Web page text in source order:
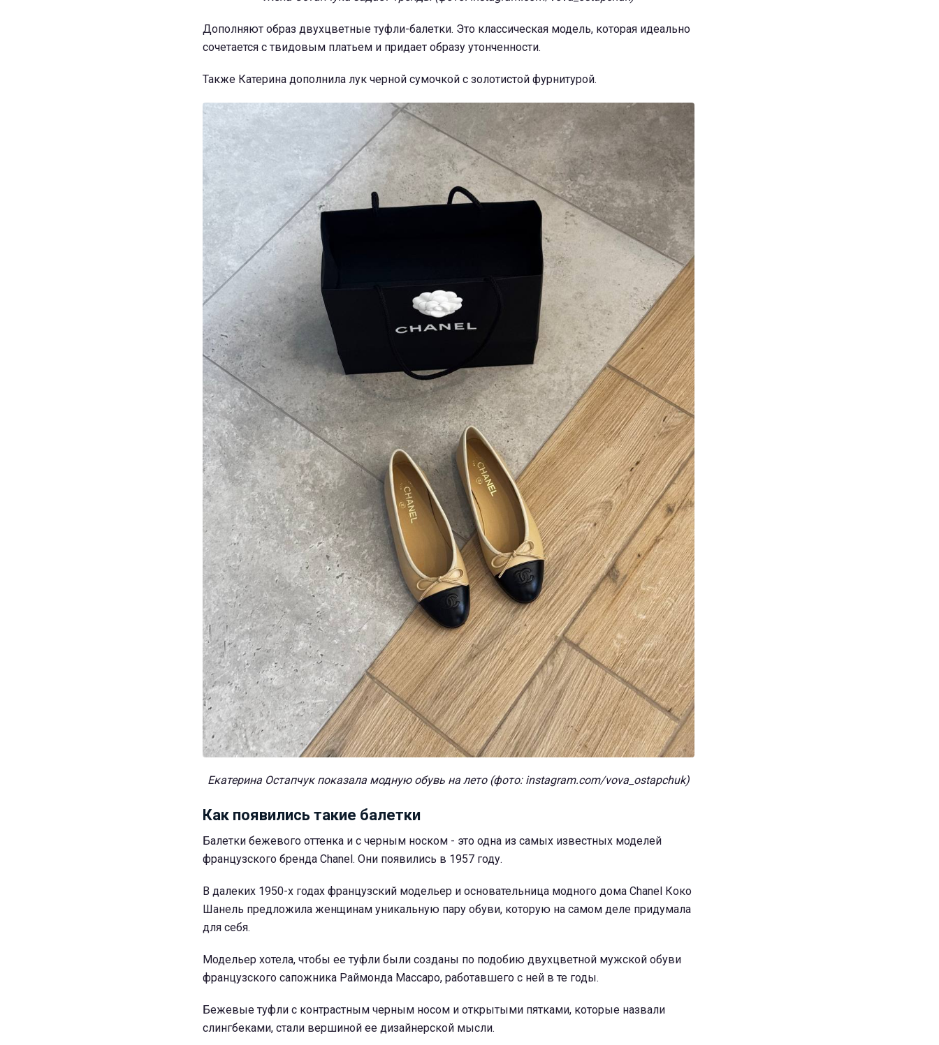
Дополняют образ двухцветные туфли-балетки. Это классическая модель, которая идеально
сочетается с твидовым платьем и придает образу утонченности.
Также Катерина дополнила лук черной сумочкой с золотистой фурнитурой.
Екатерина Остапчук показала модную обувь на лето (фото: instagram.com/vova_ostapchuk)
Как появились такие балетки
Балетки бежевого оттенка и с черным носком - это одна из самых известных моделей
французского бренда Chanel. Они появились в 1957 году.
В далеких 1950-х годах французский модельер и основательница модного дома Chanel Коко
Шанель предложила женщинам уникальную пару обуви, которую на самом деле придумала
для себя.
Модельер хотела, чтобы ее туфли были созданы по подобию двухцветной мужской обуви
французского сапожника Раймонда Массаро, работавшего с ней в те годы.
Бежевые туфли с контрастным черным носом и открытыми пятками, которые назвали
слингбеками, стали вершиной ее дизайнерской мысли.